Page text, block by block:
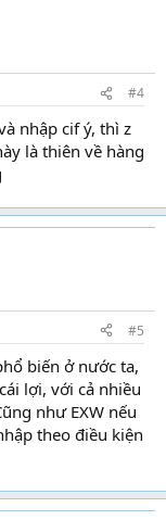
#4
nhập cif ý, thì z
là thiên về hàng
#5
biến ở nước ta,
lợi, với cả nhiều
như EXW nếu
theo điều kiện